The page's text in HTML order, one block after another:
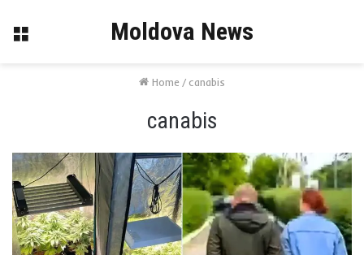
Menu Moldova News
Home / canabis
canabis